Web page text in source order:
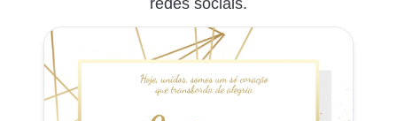
redes sociais.